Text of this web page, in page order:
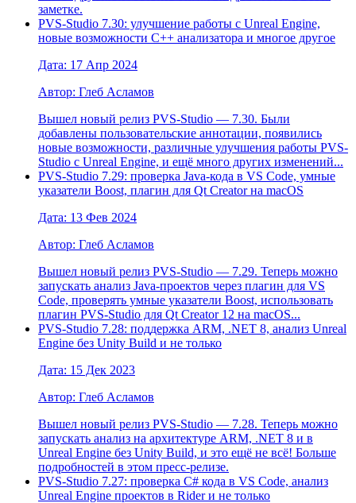
заметке.
PVS-Studio 7.30: улучшение работы с Unreal Engine,
новые возможности C++ анализатора и многое другое
Дата: 17 Апр 2024
Автор: Глеб Асламов
Вышел новый релиз PVS-Studio — 7.30. Были
добавлены пользовательские аннотации, появились
новые возможности, различные улучшения работы PVS-
Studio с Unreal Engine, и ещё много других изменений...
PVS-Studio 7.29: проверка Java-кода в VS Code, умные
указатели Boost, плагин для Qt Creator на macOS
Дата: 13 Фев 2024
Автор: Глеб Асламов
Вышел новый релиз PVS-Studio — 7.29. Теперь можно
запускать анализ Java-проектов через плагин для VS
Code, проверять умные указатели Boost, использовать
плагин PVS-Studio для Qt Creator 12 на macOS...
PVS-Studio 7.28: поддержка ARM, .NET 8, анализ Unreal
Engine без Unity Build и не только
Дата: 15 Дек 2023
Автор: Глеб Асламов
Вышел новый релиз PVS-Studio — 7.28. Теперь можно
запускать анализ на архитектуре ARM, .NET 8 и в
Unreal Engine без Unity Build, и это ещё не всё! Больше
подробностей в этом пресс-релизе.
PVS-Studio 7.27: проверка C# кода в VS Code, анализ
Unreal Engine проектов в Rider и не только